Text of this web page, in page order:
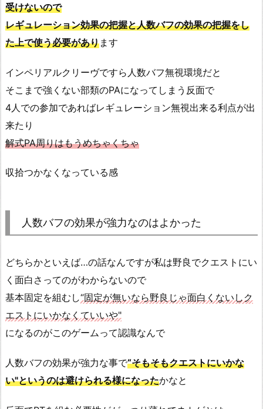
受けないので
レギュレーション効果の把握と人数バフの効果の把握をし
た上で使う必要があります
インペリアルクリーヴですら人数バフ無視環境だと
そこまで強くない部類のPAになってしまう反面で
4人での参加であればレギュレーション無視出来る利点が出
来たり
解式PA周りはもうめちゃくちゃ
収拾つかなくなっている感
人数バフの効果が強力なのはよかった
どちらかといえば…の話なんですが私は野良でクエストにい
く面白さってのがわからないので
基本固定を組むし“固定が無いなら野良じゃ面白くないしク
エストにいかなくていいや"
になるのがこのゲームって認識なんで
人数バフの効果が強力な事で“そもそもクエストにいかな
い"というのは避けられる様になったかなと